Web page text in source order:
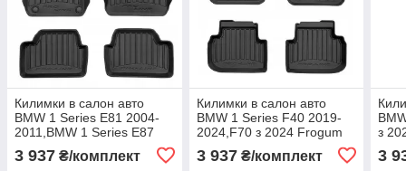
Килимки в салон авто
BMW 1 Series E81 2004-
2011,BMW 1 Series E87
Line 3D426887
3 937 ₴/комплект
Килимки в салон авто
BMW 1 Series F40 2019-
2024,F70 з 2024 Frogum
3 937₴/комплект
з
3